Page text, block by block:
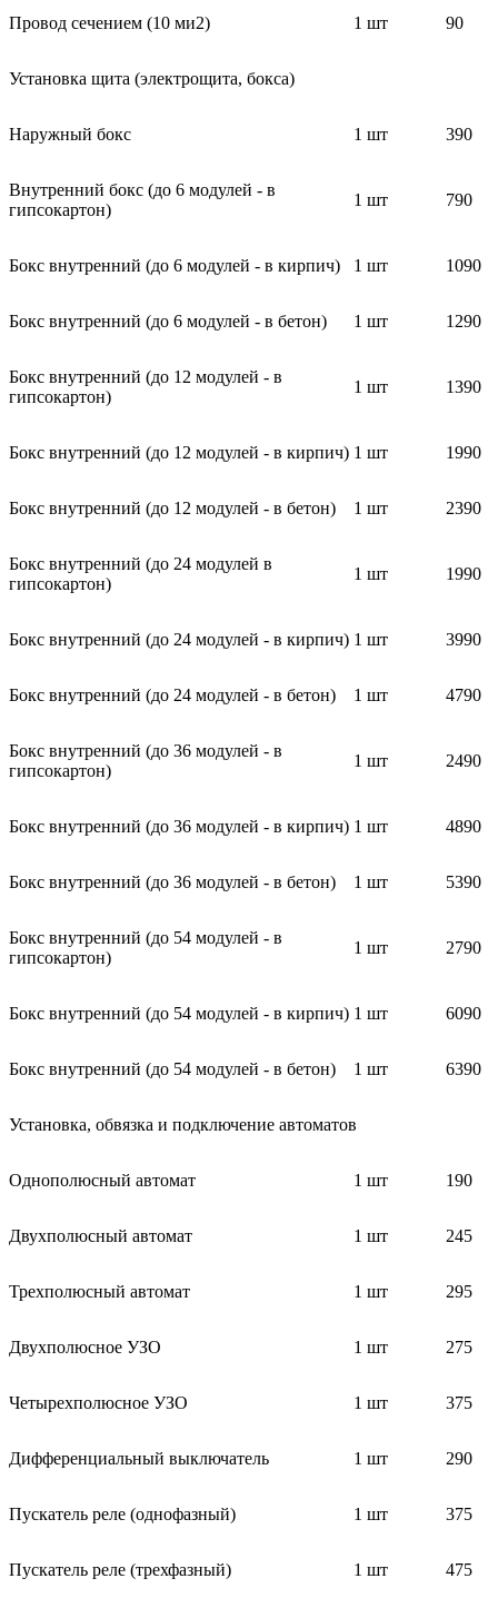
Провод сечением (10 ми2) 1 шт 90
Установка щита (электрощита, бокса)
Наружный бокс 1 шт 390
Внутренний бокс (до 6 модулей - в
гипсокартон)
1 шт 790
Бокс внутренний (до 6 модулей - в кирпич) 1 шт 1090
Бокс внутренний (до 6 модулей - в бетон) 1 шт 1290
Бокс внутренний (до 12 модулей - в
гипсокартон)
1 шт 1390
Бокс внутренний (до 12 модулей - в кирпич) 1 шт 1990
Бокс внутренний (до 12 модулей - в бетон) 1 шт 2390
Бокс внутренний (до 24 модулей в
гипсокартон)
1 шт 1990
Бокс внутренний (до 24 модулей - в кирпич) 1 шт 3990
Бокс внутренний (до 24 модулей - в бетон) 1 шт 4790
Бокс внутренний (до 36 модулей - в
гипсокартон)
1 шт 2490
Бокс внутренний (до 36 модулей - в кирпич) 1 шт 4890
Бокс внутренний (до 36 модулей - в бетон) 1 шт 5390
Бокс внутренний (до 54 модулей - в
гипсокартон)
1 шт 2790
Бокс внутренний (до 54 модулей - в кирпич) 1 шт 6090
Бокс внутренний (до 54 модулей - в бетон) 1 шт 6390
Установка, обвязка и подключение автоматов
Однополюсный автомат 1 шт 190
Двухполюсный автомат 1 шт 245
Трехполюсный автомат 1 шт 295
Двухполюсное УЗО 1 шт 275
Четырехполюсное УЗО 1 шт 375
Дифференциальный выключатель 1 шт 290
Пускатель реле (однофазный) 1 шт 375
Пускатель реле (трехфазный) 1 шт 475